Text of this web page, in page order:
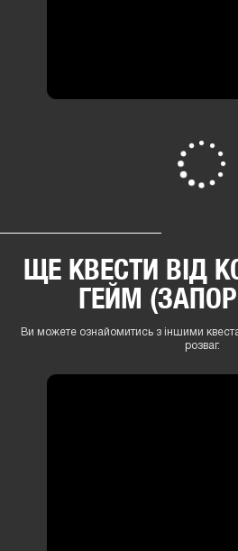
ЩЕ КВЕСТИ ВІД
ГЕЙМ
Ви можете ознайомитись з іншими
розваг.